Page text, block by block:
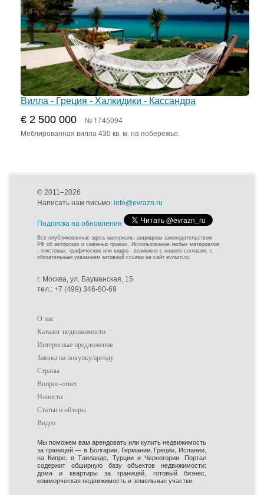
Вилла - Греция - Халкидики - Кассандра
€ 2 500 000 № 1745094
Меблированная вилла 430 кв. м. на побережье.
© 2011–2026
Написать нам письмо: info@evrazn.ru
Подписка на обновления
Все опубликованные здесь материалы защищены законодательством
РФ об авторских и смежных правах. Использование любых материалов
- текстовых, графических или видео - возможно с нашего согласия, с
обязательным указанием активной ссылки на сайт evrazn.ru.
г. Москва, ул. Бауманская, 15
тел.: +7 (499) 346-80-69
О нас
Каталог недвижимости
Интересные предложения
Заявка на покупку/аренду
Страны
Вопрос-ответ
Новости
Статьи и обзоры
Видео
Мы поможем вам арендовать или купить недвижимость
за границей — в Болгарии, Германии, Греции, Испании,
на Кипре, в Таиланде, Турции и Черногории. Портал
содержит обширную базу объектов недвижимости:
дома и квартиры за границей, готовый бизнес,
коммерческая недвижимость и земельные участки.